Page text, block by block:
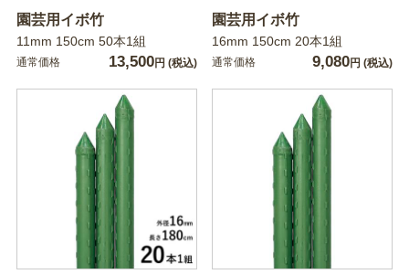
園芸用イボ竹
11mm 150cm 50本1組
通常価格 13,500円 (税込)
園芸用イボ竹
16mm 150cm 20本1組
通常価格 9,080円 (税込)